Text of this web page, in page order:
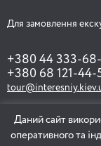
Даний сайт
оперативного та
Для замовлення
+380 44 333-
+380 68 121-44-
ЗАМОВИТИ